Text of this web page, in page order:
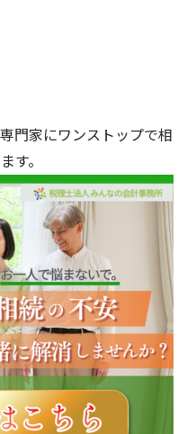
門家にワンストップで相
す。